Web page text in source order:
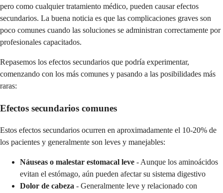
pero como cualquier tratamiento médico, pueden causar efectos
secundarios. La buena noticia es que las complicaciones graves son
poco comunes cuando las soluciones se administran correctamente por
profesionales capacitados.
Repasemos los efectos secundarios que podría experimentar,
comenzando con los más comunes y pasando a las posibilidades más
raras:
Efectos secundarios comunes
Estos efectos secundarios ocurren en aproximadamente el 10-20% de
los pacientes y generalmente son leves y manejables:
Náuseas o malestar estomacal leve - Aunque los aminoácidos
evitan el estómago, aún pueden afectar su sistema digestivo
Dolor de cabeza - Generalmente leve y relacionado con